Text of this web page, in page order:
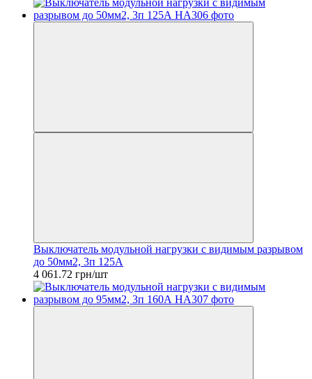
Выключатель модульной нагрузки с видимым разрывом
до 50мм2, 3п 125А
4 061.72 грн/шт